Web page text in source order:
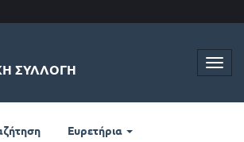
ΣΥΛΛΟΓΉ
Ευρετήρια